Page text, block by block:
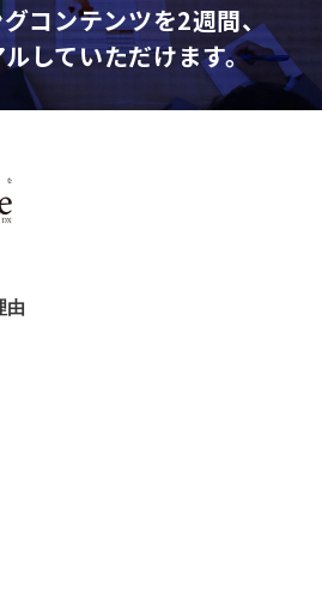
コンテンツを2週間、
していただけます。
由